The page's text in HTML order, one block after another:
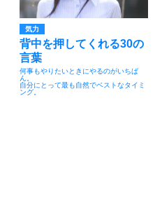
気力
背中を押してくれる30の
言葉
何事もやりたいときにやるのがいちば
ん。
自分にとって最も自然でベストなタイミ
ング。